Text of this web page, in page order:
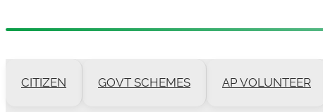
CITIZEN GOVT SCHEMES AP VOLUNTEER